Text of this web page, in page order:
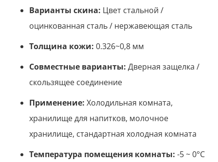
Варианты скина: Цвет стальной /
оцинкованная сталь / нержавеющая сталь
Толщина кожи: 0.326~0,8 мм
Совместные варианты: Дверная защелка /
скользящее соединение
Применение: Холодильная комната,
хранилище для напитков, молочное
хранилище, стандартная холодная комната
Температура помещения комнаты: -5 ~ 0°С